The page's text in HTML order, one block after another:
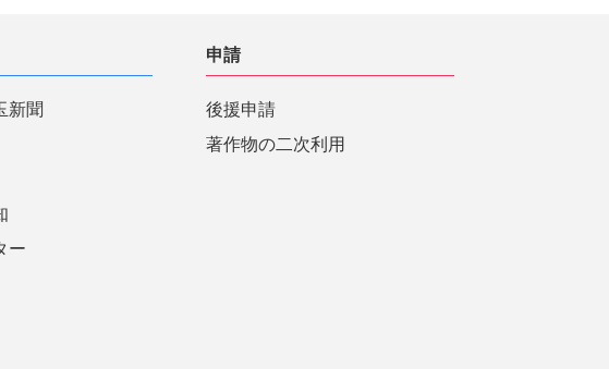
新聞
ー
申請
後援申請
著作物の二次利用